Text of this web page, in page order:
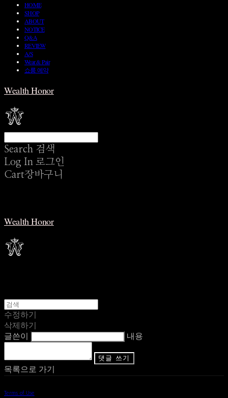
HOME
SHOP
ABOUT
NOTICE
Q&A
REVIEW
A/S
Wear & Pair
쇼룸 예약
Wealth Honor
Search 검색
Log In 로그인
Cart장바구니
Wealth Honor
수정하기
삭제하기
글쓴이
내용
댓글 쓰기
목록으로 가기
Terms of Use